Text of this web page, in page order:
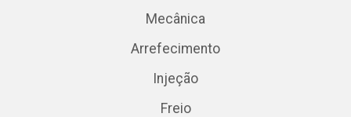
Mecânica
Arrefecimento
Injeção
Freio